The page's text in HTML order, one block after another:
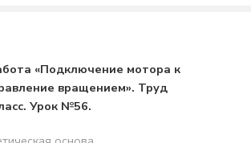
«Подключение мотора к
вращением». Труд
Урок №56.